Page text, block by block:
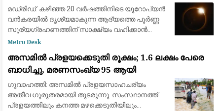
പ്രകൃതിയുടെ വിസ്മയക്കാഴ്ച
മഡ്രിഡ്: കഴിഞ്ഞ 20 വർഷത്തിനിടെ യൂറോപ്യൻ
വൻകരയിൽ ദൃശ്യമാകുന്ന ആദ്യത്തെ പൂർണ്ണ
സൂര്യഗ്രഹണത്തിന് സാക്ഷ്യം വഹിക്കാൻ
ഒരുങ്ങി ശാസ്ത്രലോകവും ആകാശപ്രേമികളും.
മറയ്ക
Metro Desk
അസമിൽ പ്രളയക്കെടുതി രൂക്ഷം; 1.6 ലക്ഷം പേരെ
ബാധിച്ചു, മരണസംഖ്യ 95 ആയി
ഗുവാഹത്തി: അസമിൽ പ്രളയസാഹചര്യം
അതീവ ഗുരുതരമായി തുടരുന്നു. സംസ്ഥാനത്ത്
പ്രളയത്തിലും കനത്ത മഴക്കെടുതിയിലും